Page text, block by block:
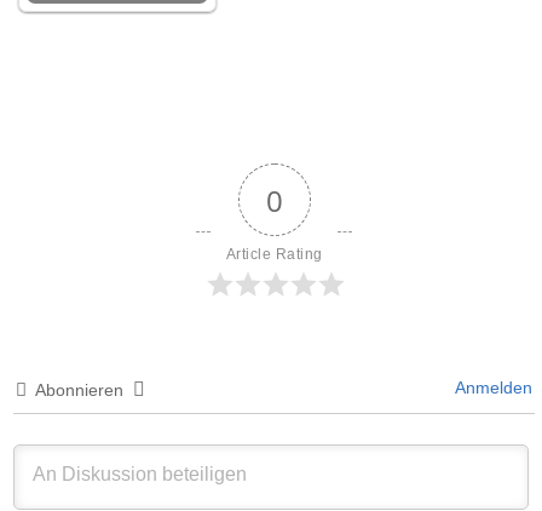
0
Article Rating
Abonnieren Anmelden